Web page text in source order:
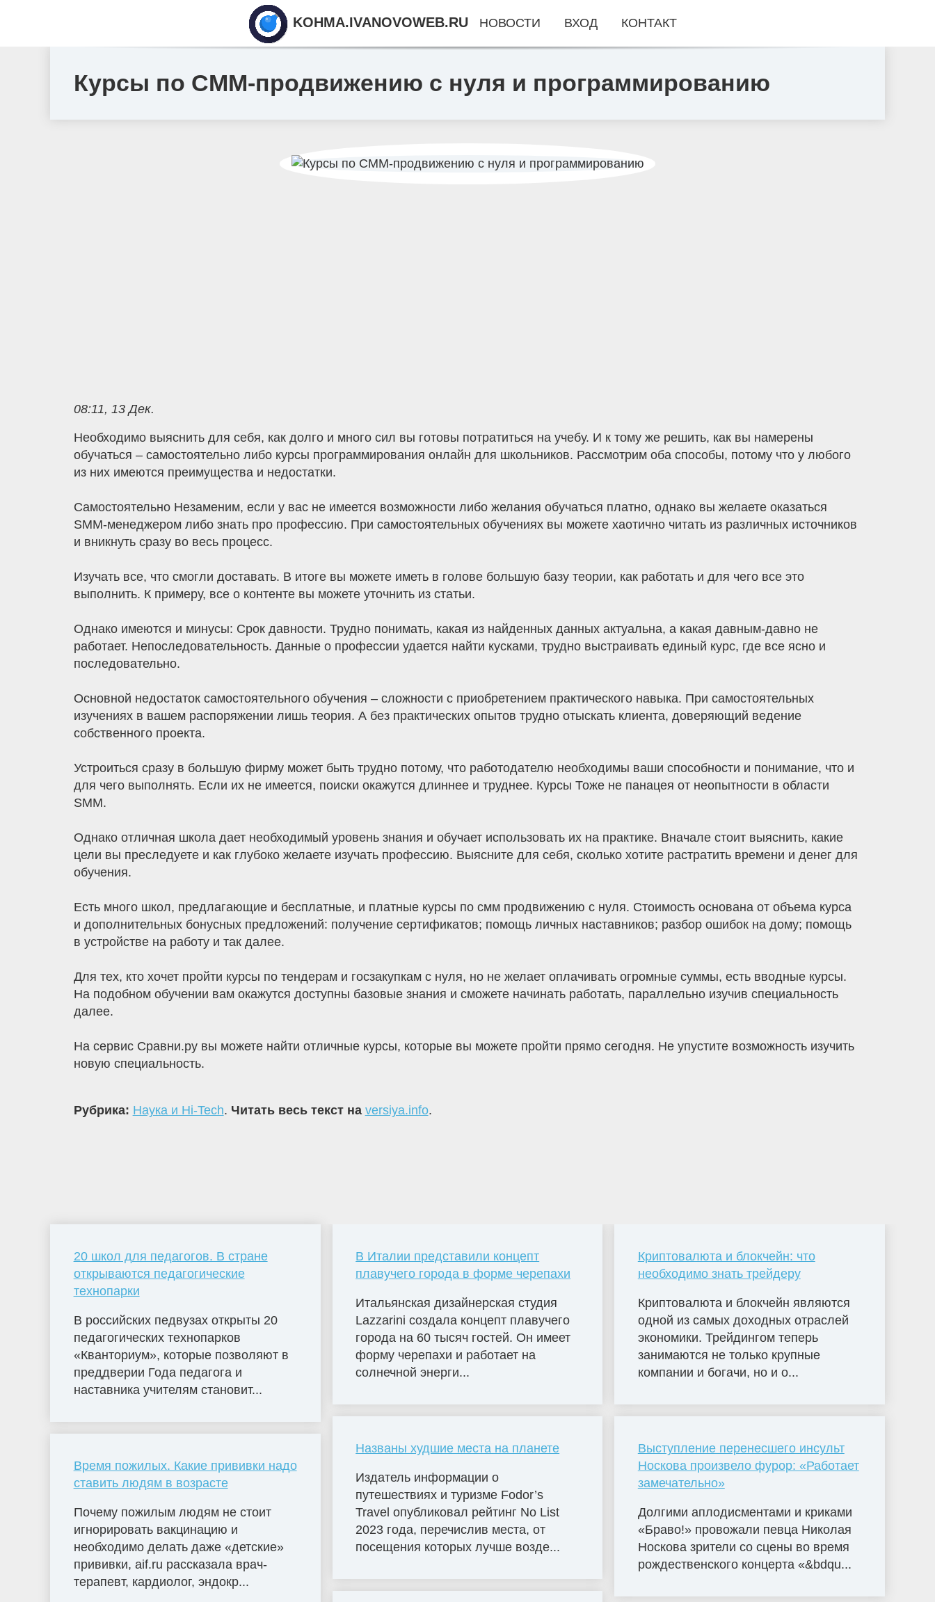
Курсы по СММ-продвижению с нуля и программированию
08:11, 13 Дек.
Необходимо выяснить для себя, как долго и много сил вы готовы потратиться на учебу. И к тому же решить, как вы намерены
обучаться – самостоятельно либо курсы программирования онлайн для школьников. Рассмотрим оба способы, потому что у любого
из них имеются преимущества и недостатки.
Самостоятельно Незаменим, если у вас не имеется возможности либо желания обучаться платно, однако вы желаете оказаться
SMM-менеджером либо знать про профессию. При самостоятельных обучениях вы можете хаотично читать из различных источников
и вникнуть сразу во весь процесс.
Изучать все, что смогли доставать. В итоге вы можете иметь в голове большую базу теории, как работать и для чего все это
выполнить. К примеру, все о контенте вы можете уточнить из статьи.
Однако имеются и минусы: Срок давности. Трудно понимать, какая из найденных данных актуальна, а какая давным-давно не
работает. Непоследовательность. Данные о профессии удается найти кусками, трудно выстраивать единый курс, где все ясно и
последовательно.
Основной недостаток самостоятельного обучения – сложности с приобретением практического навыка. При самостоятельных
изучениях в вашем распоряжении лишь теория. А без практических опытов трудно отыскать клиента, доверяющий ведение
собственного проекта.
Устроиться сразу в большую фирму может быть трудно потому, что работодателю необходимы ваши способности и понимание, что и
для чего выполнять. Если их не имеется, поиски окажутся длиннее и труднее. Курсы Тоже не панацея от неопытности в области
SMM.
Однако отличная школа дает необходимый уровень знания и обучает использовать их на практике. Вначале стоит выяснить, какие
цели вы преследуете и как глубоко желаете изучать профессию. Выясните для себя, сколько хотите растратить времени и денег для
обучения.
Есть много школ, предлагающие и бесплатные, и платные курсы по смм продвижению с нуля. Стоимость основана от объема курса
и дополнительных бонусных предложений: получение сертификатов; помощь личных наставников; разбор ошибок на дому; помощь
в устройстве на работу и так далее.
Для тех, кто хочет пройти курсы по тендерам и госзакупкам с нуля, но не желает оплачивать огромные суммы, есть вводные курсы.
На подобном обучении вам окажутся доступны базовые знания и сможете начинать работать, параллельно изучив специальность
далее.
На сервис Сравни.ру вы можете найти отличные курсы, которые вы можете пройти прямо сегодня. Не упустите возможность изучить
новую специальность.
Рубрика: Наука и Hi-Tech. Читать весь текст на versiya.info.
20 школ для педагогов. В стране
открываются педагогические
технопарки
В российских педвузах открыты 20
педагогических технопарков
«Кванториум», которые позволяют в
преддверии Года педагога и
наставника учителям становит...
Время пожилых. Какие прививки надо
ставить людям в возрасте
Почему пожилым людям не стоит
игнорировать вакцинацию и
необходимо делать даже «детские»
прививки, aif.ru рассказала врач-
терапевт, кардиолог, эндокр...
В Италии представили концепт
плавучего города в форме черепахи
Итальянская дизайнерская студия
Lazzarini создала концепт плавучего
города на 60 тысяч гостей. Он имеет
форму черепахи и работает на
солнечной энерги...
Названы худшие места на планете
Издатель информации о
путешествиях и туризме Fodor’s
Travel опубликовал рейтинг No List
2023 года, перечислив места, от
посещения которых лучше возде...
Криптовалюта и блокчейн: что
необходимо знать трейдеру
Криптовалюта и блокчейн являются
одной из самых доходных отраслей
экономики. Трейдингом теперь
занимаются не только крупные
компании и богачи, но и о...
Выступление перенесшего инсульт
Носкова произвело фурор: «Работает
замечательно»
Долгими аплодисментами и криками
«Браво!» провожали певца Николая
Носкова зрители со сцены во время
рождественского концерта «&bdqu...
KOHMA.IVANOVOWEB.RU НОВОСТИ ВХОД КОНТАКТ